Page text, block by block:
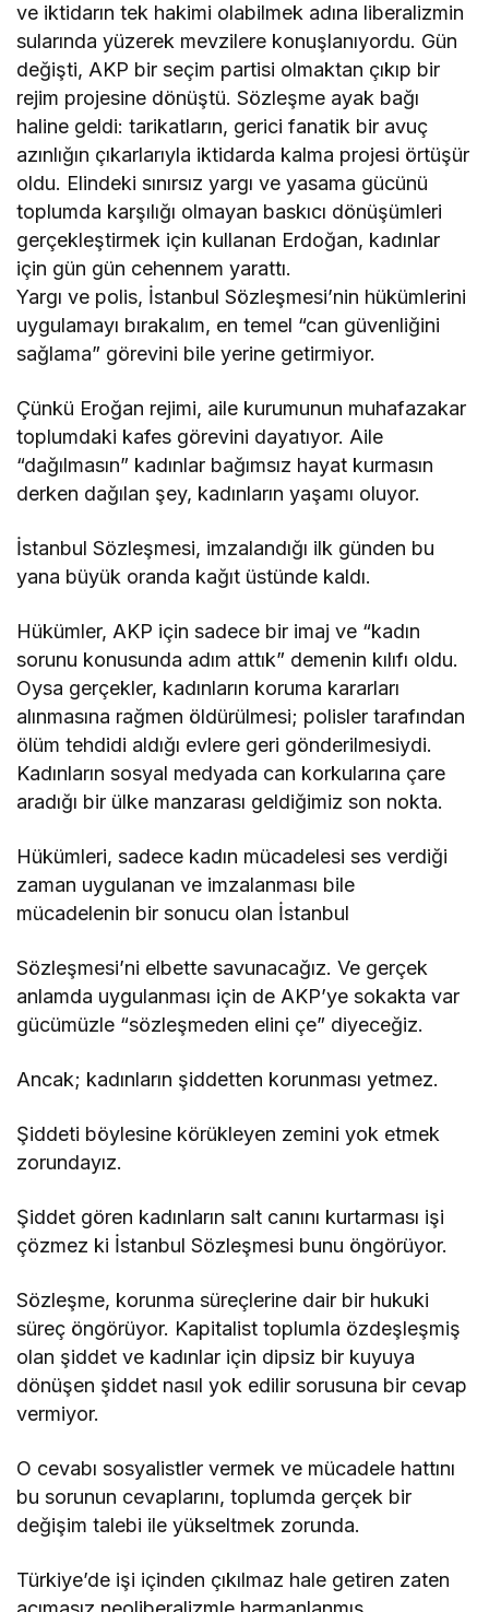
ve iktidarın tek hakimi olabilmek adına liberalizmin
sularında yüzerek mevzilere konuşlanıyordu. Gün
değişti, AKP bir seçim partisi olmaktan çıkıp bir
rejim projesine dönüştü. Sözleşme ayak bağı
haline geldi: tarikatların, gerici fanatik bir avuç
azınlığın çıkarlarıyla iktidarda kalma projesi örtüşür
oldu. Elindeki sınırsız yargı ve yasama gücünü
toplumda karşılığı olmayan baskıcı dönüşümleri
gerçekleştirmek için kullanan Erdoğan, kadınlar
için gün gün cehennem yarattı.
Yargı ve polis, İstanbul Sözleşmesi’nin hükümlerini
uygulamayı bırakalım, en temel “can güvenliğini
sağlama” görevini bile yerine getirmiyor.
Çünkü Eroğan rejimi, aile kurumunun muhafazakar
toplumdaki kafes görevini dayatıyor. Aile
“dağılmasın” kadınlar bağımsız hayat kurmasın
derken dağılan şey, kadınların yaşamı oluyor.
İstanbul Sözleşmesi, imzalandığı ilk günden bu
yana büyük oranda kağıt üstünde kaldı.
Hükümler, AKP için sadece bir imaj ve “kadın
sorunu konusunda adım attık” demenin kılıfı oldu.
Oysa gerçekler, kadınların koruma kararları
alınmasına rağmen öldürülmesi; polisler tarafından
ölüm tehdidi aldığı evlere geri gönderilmesiydi.
Kadınların sosyal medyada can korkularına çare
aradığı bir ülke manzarası geldiğimiz son nokta.
Hükümleri, sadece kadın mücadelesi ses verdiği
zaman uygulanan ve imzalanması bile
mücadelenin bir sonucu olan İstanbul
Sözleşmesi’ni elbette savunacağız. Ve gerçek
anlamda uygulanması için de AKP’ye sokakta var
gücümüzle “sözleşmeden elini çe” diyeceğiz.
Ancak; kadınların şiddetten korunması yetmez.
Şiddeti böylesine körükleyen zemini yok etmek
zorundayız.
Şiddet gören kadınların salt canını kurtarması işi
çözmez ki İstanbul Sözleşmesi bunu öngörüyor.
Sözleşme, korunma süreçlerine dair bir hukuki
süreç öngörüyor. Kapitalist toplumla özdeşleşmiş
olan şiddet ve kadınlar için dipsiz bir kuyuya
dönüşen şiddet nasıl yok edilir sorusuna bir cevap
vermiyor.
O cevabı sosyalistler vermek ve mücadele hattını
bu sorunun cevaplarını, toplumda gerçek bir
değişim talebi ile yükseltmek zorunda.
Türkiye’de işi içinden çıkılmaz hale getiren zaten